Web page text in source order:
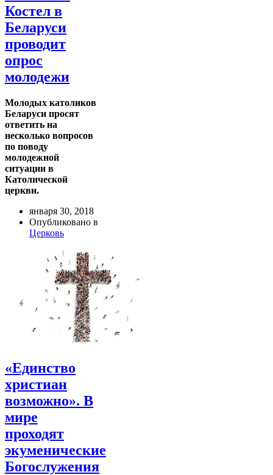
Костел в
Беларуси
проводит
опрос
молодежи
Молодых католиков
Беларуси просят
ответить на
несколько вопросов
по поводу
молодежной
ситуации в
Католической
церкви.
января 30, 2018
Опубликовано в
Церковь
«Единство
христиан
возможно». В
мире
проходят
экуменические
Богослужения